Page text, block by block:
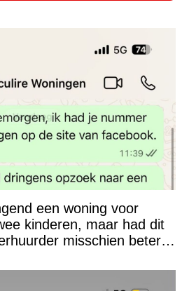
een woning voor
kinderen, maar had dit
misschien beter